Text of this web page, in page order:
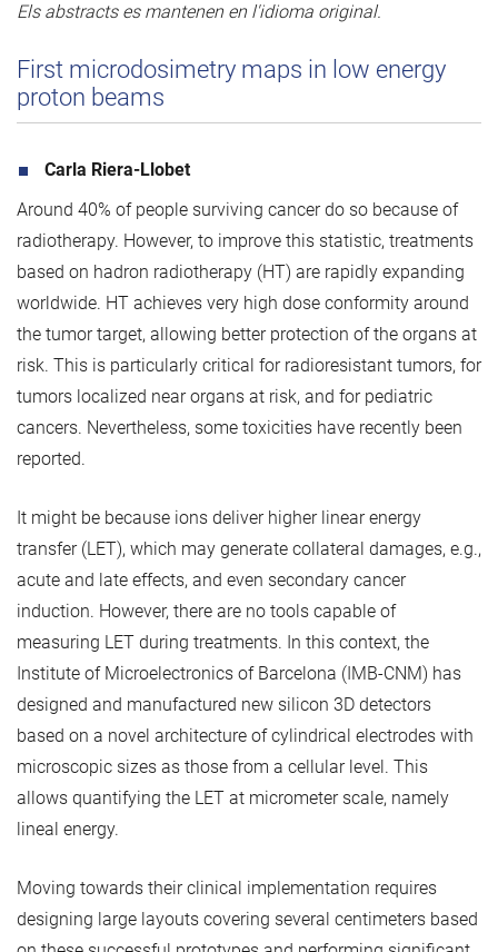
Els abstracts es mantenen en l'idioma original.
First microdosimetry maps in low energy
proton beams
Carla Riera-Llobet
Around 40% of people surviving cancer do so because of
radiotherapy. However, to improve this statistic, treatments
based on hadron radiotherapy (HT) are rapidly expanding
worldwide. HT achieves very high dose conformity around
the tumor target, allowing better protection of the organs at
risk. This is particularly critical for radioresistant tumors, for
tumors localized near organs at risk, and for pediatric
cancers. Nevertheless, some toxicities have recently been
reported.
It might be because ions deliver higher linear energy
transfer (LET), which may generate collateral damages, e.g.,
acute and late effects, and even secondary cancer
induction. However, there are no tools capable of
measuring LET during treatments. In this context, the
Institute of Microelectronics of Barcelona (IMB-CNM) has
designed and manufactured new silicon 3D detectors
based on a novel architecture of cylindrical electrodes with
microscopic sizes as those from a cellular level. This
allows quantifying the LET at micrometer scale, namely
lineal energy.
Moving towards their clinical implementation requires
designing large layouts covering several centimeters based